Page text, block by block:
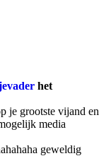
het
je grootste vijand en
media
geweldig